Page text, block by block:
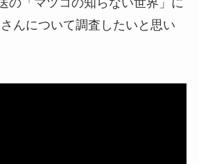
んについて調査したいと思い